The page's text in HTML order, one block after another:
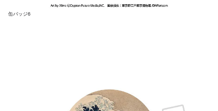
缶バッジ6